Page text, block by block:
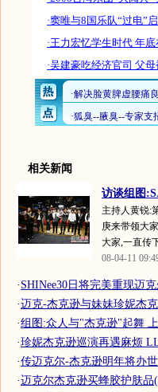
·窦唯与8国乐队“过电”
·王力宏忆学生时代 年
·吴建豪吃经济官司 父
相关新闻
访谈组图
主持人黄锐:
庚来带领大
大家,一直传
08-04-11
·SHINee30日将完美重现迈
·迈克-杰克逊与妹妹珍妮杰克
·组图:众人与"杰克逊"起舞
·珍妮杰克逊巡演再遇麻烦
·传迈克尔-杰克逊明年将办
·迈克尔杰克逊买蜂胶护肤品